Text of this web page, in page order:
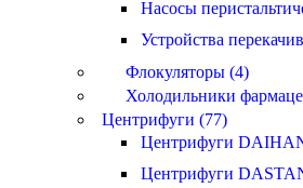
Насосы
Устройства
Флокуляторы (4)
Холодильники
Центрифуги (77)
Центрифуги
Центрифуги